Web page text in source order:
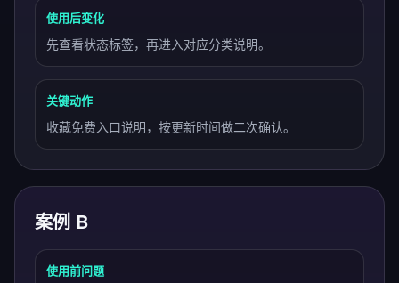
使用后变化
先查看状态标签，再进入对应分类说明。
关键动作
收藏免费入口说明，按更新时间做二次确认。
案例 B
使用前问题